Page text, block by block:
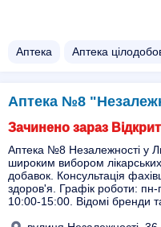
Аптека Аптека
Аптека №8
Зачинено зараз
Аптека №8 Незалежності у
широким вибором лікарських
добавок. Консультація
здоров'я. Графік роботи:
10:00-15:00. Відомі бренди